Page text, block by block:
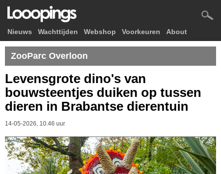
Nieuws Wachttijden Webshop Voorkeuren About
ZooParc Overloon
Levensgrote dino's van
bouwsteentjes duiken op tussen
dieren in Brabantse dierentuin
14-05-2026, 10.46 uur